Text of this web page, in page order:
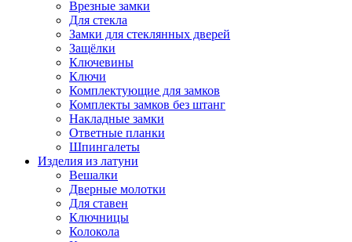
Врезные замки
Для стекла
Замки для стеклянных дверей
Защёлки
Ключевины
Ключи
Комплектующие для замков
Комплекты замков без штанг
Накладные замки
Ответные планки
Шпингалеты
Изделия из латуни
Вешалки
Дверные молотки
Для ставен
Ключницы
Колокола